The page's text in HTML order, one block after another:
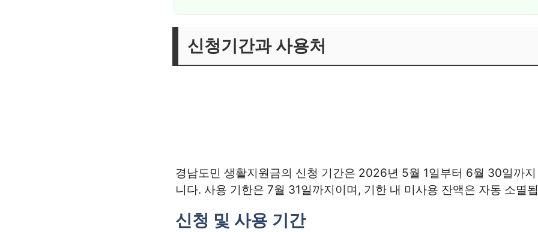
신청기간과 사용처
경남도민 생활지원금의 신청 기간은 2026년 5월 1일부터 6월 30일까
니다. 사용 기한은 7월 31일까지이며, 기한 내 미사용 잔액은 자동 소멸
신청 및 사용 기간